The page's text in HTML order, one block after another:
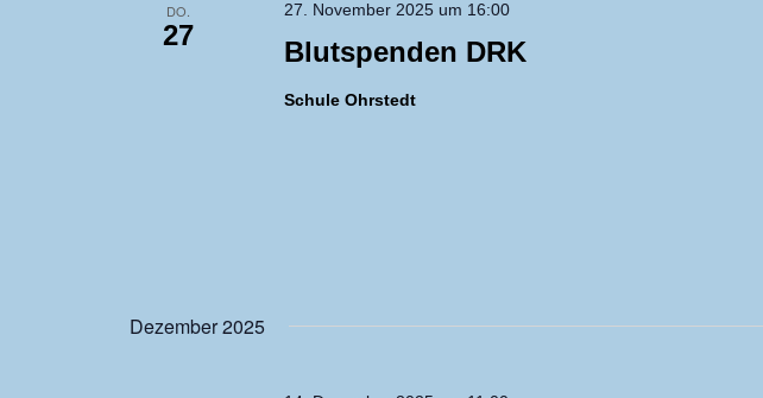
DO.
27
Blutspenden DRK
27. November 2025 um 16:00
Schule Ohrstedt
Dezember 2025